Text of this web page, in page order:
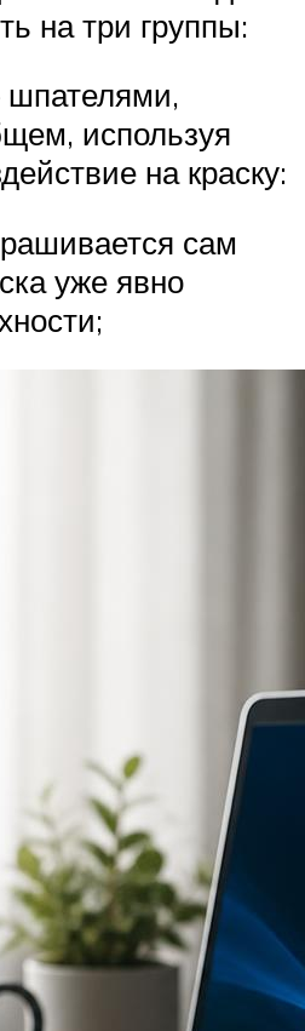
на три группы:
шпателями,
используя
на краску:
сам
уже явно